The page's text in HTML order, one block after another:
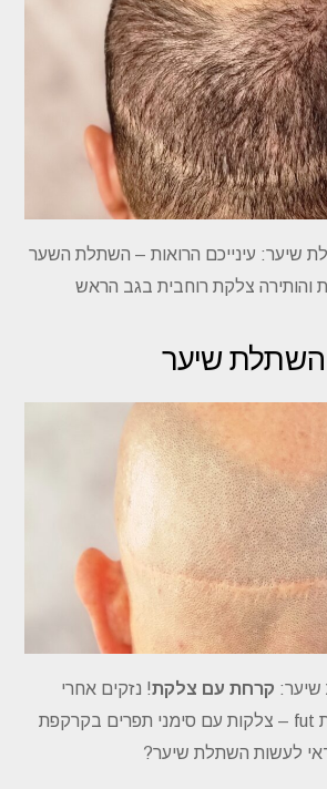
שיער: עינייכם הרואות – השתלת השער
והותירה צלקת רוחבית בגב הראש
שיער
קרחת עם צלקת! נזקים אחרי
השתלת שיער בשיטת fut – צלקות עם סימני תפרים בקרקפת
לעשות השתלת שיער?